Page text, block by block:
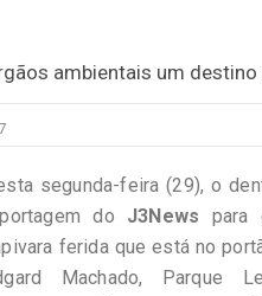
ambientais um destino
segunda-feira (29), o
do J3News para
ferida que está no
Machado, Parque